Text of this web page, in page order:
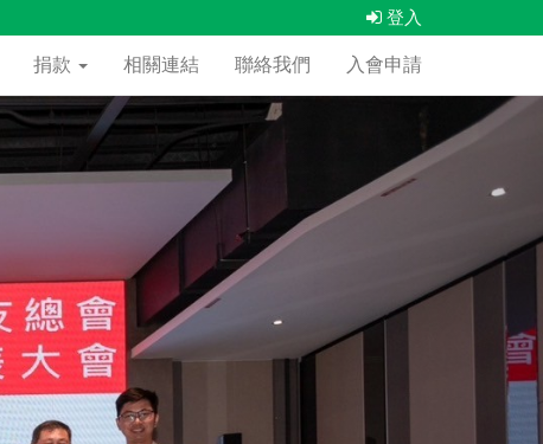
登入
捐款 相關連結 聯絡我們 入會申請
一